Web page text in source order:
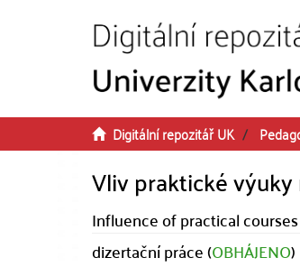
Digitální repozitář UK
Vliv praktické
Influence of practical
dizertační práce (OBHÁJENO)